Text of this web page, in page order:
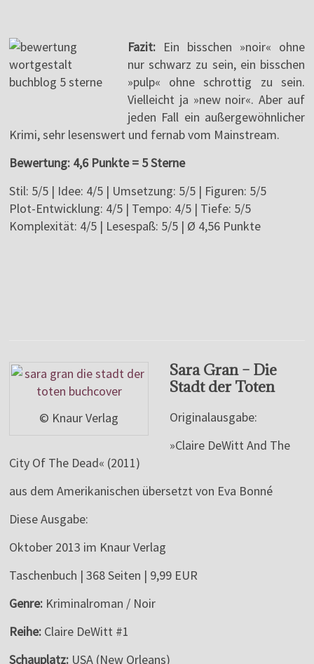
Fazit: Ein bisschen »noir« ohne
nur schwarz zu sein, ein bisschen
»pulp« ohne schrottig zu sein.
Vielleicht ja »new noir«. Aber auf
jeden Fall ein außergewöhnlicher
Krimi, sehr lesenswert und fernab vom Mainstream.
Bewertung: 4,6 Punkte = 5 Sterne
Stil: 5/5 | Idee: 4/5 | Umsetzung: 5/5 | Figuren: 5/5
Plot-Entwicklung: 4/5 | Tempo: 4/5 | Tiefe: 5/5
Komplexität: 4/5 | Lesespaß: 5/5 | Ø 4,56 Punkte
© Knaur Verlag
Sara Gran – Die
Stadt der Toten
Originalausgabe:
»Claire DeWitt And The
City Of The Dead« (2011)
aus dem Amerikanischen übersetzt von Eva Bonné
Diese Ausgabe:
Oktober 2013 im Knaur Verlag
Taschenbuch | 368 Seiten | 9,99 EUR
Genre: Kriminalroman / Noir
Reihe: Claire DeWitt #1
Schauplatz: USA (New Orleans)